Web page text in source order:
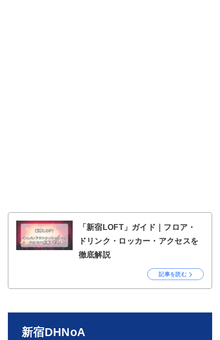
「新宿LOFT」ガイド｜フロア・
ドリンク・ロッカー・アクセスを
徹底解説
記事を読む
新宿DHNoA